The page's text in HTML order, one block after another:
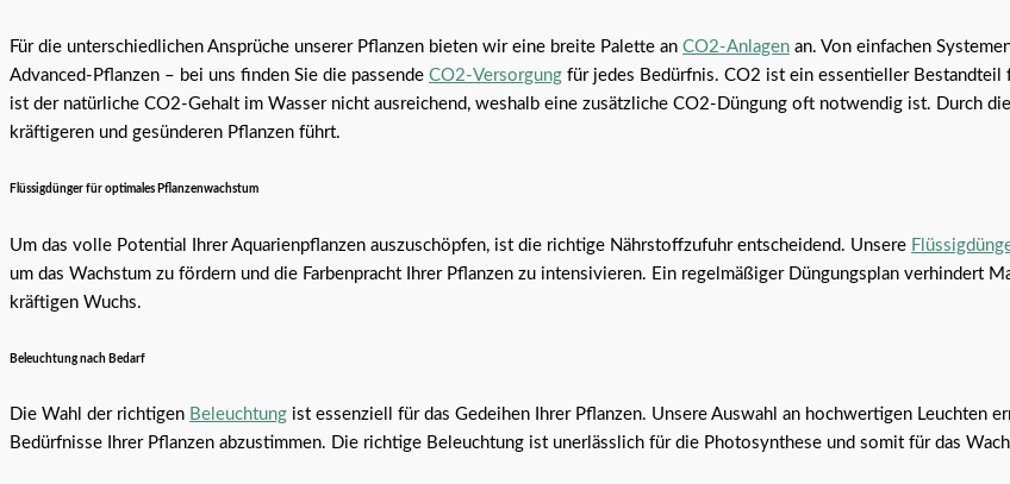
Für die unterschiedlichen Ansprüche unserer Pflanzen bieten wir eine breite Palette an CO2-Anlagen an. Von einfachen
Advanced-Pflanzen – bei uns finden Sie die passende CO2-Versorgung für jedes Bedürfnis. CO2 ist ein essentieller Bestandteil
ist der natürliche CO2-Gehalt im Wasser nicht ausreichend, weshalb eine zusätzliche CO2-Düngung oft notwendig ist. Durch
kräftigeren und gesünderen Pflanzen führt.
Flüssigdünger für optimales Pflanzenwachstum
Um das volle Potential Ihrer Aquarienpflanzen auszuschöpfen, ist die richtige Nährstoffzufuhr entscheidend. Unsere
um das Wachstum zu fördern und die Farbenpracht Ihrer Pflanzen zu intensivieren. Ein regelmäßiger Düngungsplan verhindert
kräftigen Wuchs.
Beleuchtung nach Bedarf
Die Wahl der richtigen Beleuchtung ist essenziell für das Gedeihen Ihrer Pflanzen. Unsere Auswahl an hochwertigen Leuchten
Bedürfnisse Ihrer Pflanzen abzustimmen. Die richtige Beleuchtung ist unerlässlich für die Photosynthese und somit für das